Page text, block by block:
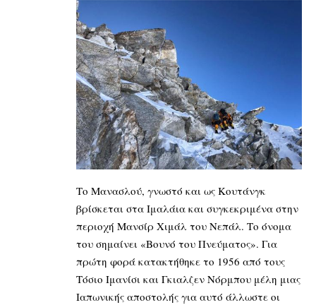
Το Μανασλού, γνωστό και ως Κουτάνγκ
βρίσκεται στα Ιμαλάια και συγκεκριμένα στην
περιοχή Μανσίρ Χιμάλ του Νεπάλ. Το όνομα
του σημαίνει «Βουνό του Πνεύματος». Για
πρώτη φορά κατακτήθηκε το 1956 από τους
Τόσιο Ιμανίσι και Γκιαλζεν Νόρμπου μέλη μιας
Ιαπωνικής αποστολής για αυτό άλλωστε οι